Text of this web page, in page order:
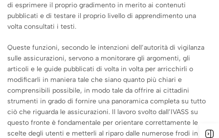
di esprimere il proprio gradimento in merito ai contenuti
pubblicati e di testare il proprio livello di apprendimento una
volta consultati i testi.
Queste funzioni, secondo le intenzioni dell’autorità di vigilanza
sulle assicurazioni, servono a monitorare gli argomenti, gli
articoli e le guide pubblicati di volta in volta per arricchirli o
modificarli in maniera tale che siano quanto più chiari e
comprensibili possibile, in modo tale da offrire ai cittadini
strumenti in grado di fornire una panoramica completa su tutto
ciò che riguarda le assicurazioni. Il lavoro svolto dall’IVASS su
questo fronte è fondamentale per orientare correttamente le
scelte degli utenti e metterli al riparo dalle numerose frodi in